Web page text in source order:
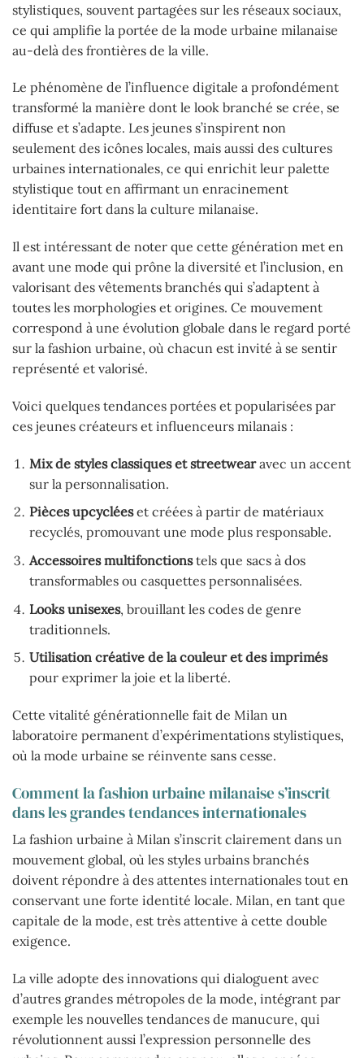
stylistiques, souvent partagées sur les réseaux sociaux,
ce qui amplifie la portée de la mode urbaine milanaise
au-delà des frontières de la ville.
Le phénomène de l’influence digitale a profondément
transformé la manière dont le look branché se crée, se
diffuse et s’adapte. Les jeunes s’inspirent non
seulement des icônes locales, mais aussi des cultures
urbaines internationales, ce qui enrichit leur palette
stylistique tout en affirmant un enracinement
identitaire fort dans la culture milanaise.
Il est intéressant de noter que cette génération met en
avant une mode qui prône la diversité et l’inclusion, en
valorisant des vêtements branchés qui s’adaptent à
toutes les morphologies et origines. Ce mouvement
correspond à une évolution globale dans le regard porté
sur la fashion urbaine, où chacun est invité à se sentir
représenté et valorisé.
Voici quelques tendances portées et popularisées par
ces jeunes créateurs et influenceurs milanais :
Mix de styles classiques et streetwearavec un accent
sur la personnalisation.
Pièces upcycléeset créées à partir de matériaux
recyclés, promouvant une mode plus responsable.
Accessoires multifonctionstels que sacs à dos
transformables ou casquettes personnalisées.
Looks unisexes, brouillant les codes de genre
traditionnels.
Utilisation créative de la couleur et des imprimés
pour exprimer la joie et la liberté.
Cette vitalité générationnelle fait de Milan un
laboratoire permanent d’expérimentations stylistiques,
où la mode urbaine se réinvente sans cesse.
Comment la fashion urbaine milanaise s’inscrit
dans les grandes tendances internationales
La fashion urbaine à Milan s’inscrit clairement dans un
mouvement global, où les styles urbains branchés
doivent répondre à des attentes internationales tout en
conservant une forte identité locale. Milan, en tant que
capitale de la mode, est très attentive à cette double
exigence.
La ville adopte des innovations qui dialoguent avec
d’autres grandes métropoles de la mode, intégrant par
exemple les nouvelles tendances de manucure, qui
révolutionnent aussi l’expression personnelle des